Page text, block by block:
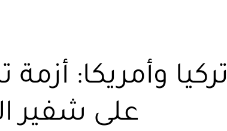
تركيا وأمريكا:
على شفير